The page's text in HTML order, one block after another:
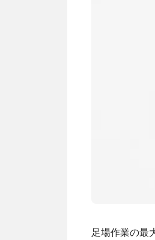
足場作業の最